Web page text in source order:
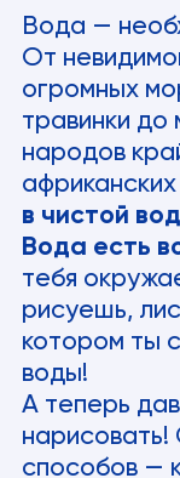
Вода —
От
огромных
травинки до
народов
в чистой
Вода есть
тебя
рисуешь,
котором ты
воды!
А теперь
нарисовать!
способов —